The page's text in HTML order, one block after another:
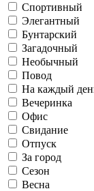
Флиртую
Рефлексирую
Сексуальный
Спортивный
Свидание
Отпуск
За город
Зима
Готовлю и ем
Живу в
Спортивный
Элегантный
Бунтарский
Загадочный
Необычный
Повод
На каждый
Вечеринка
Офис
Свидание
Отпуск
За город
Сезон
Весна